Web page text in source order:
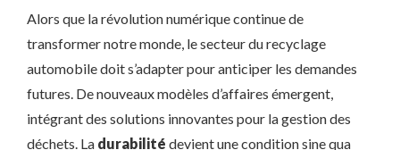
Alors que la révolution numérique continue de
transformer notre monde, le secteur du recyclage
automobile doit s’adapter pour anticiper les demandes
futures. De nouveaux modèles d’affaires émergent,
intégrant des solutions innovantes pour la gestion des
déchets. La durabilité devient une condition sine qua